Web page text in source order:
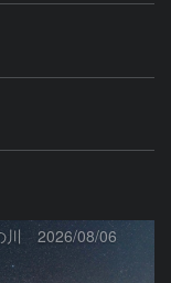
川 2026/08/06